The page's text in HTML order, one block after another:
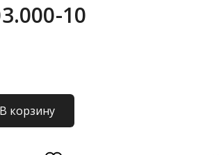
10
В корзину